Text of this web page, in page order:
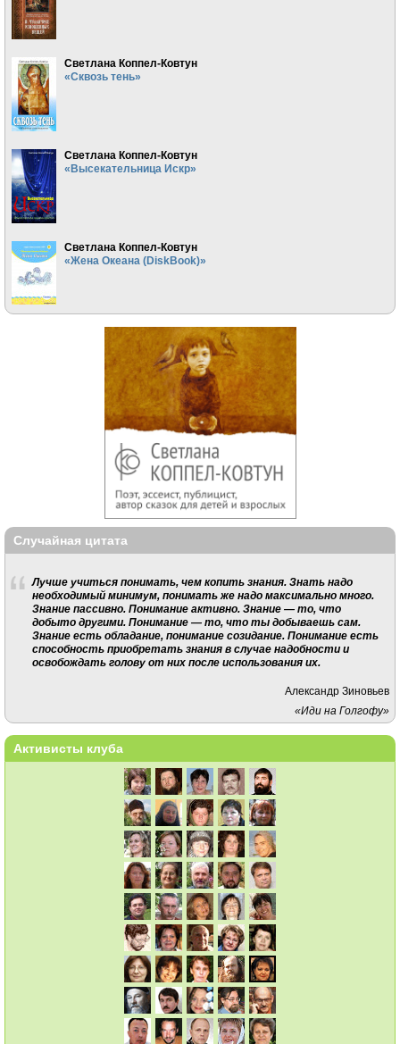
Светлана Коппел-Ковтун
«Сквозь тень»
Светлана Коппел-Ковтун
«Высекательница Искр»
Светлана Коппел-Ковтун
«Жена Океана (DiskBook)»
Случайная цитата
Лучше учиться понимать, чем копить знания. Знать надо
необходимый минимум, понимать же надо максимально много.
Знание пассивно. Понимание активно. Знание — то, что
добыто другими. Понимание — то, что ты добываешь сам.
Знание есть обладание, понимание созидание. Понимание есть
способность приобретать знания в случае надобности и
освобождать голову от них после использования их.
Александр Зиновьев
«Иди на Голгофу»
Активисты клуба